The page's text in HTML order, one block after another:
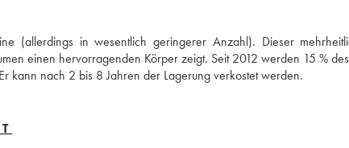
(allerdings in wesentlich geringerer Anzahl). Dieser
einen hervorragenden Körper zeigt. Seit 2012 werden 15 %
kann nach 2 bis 8 Jahren der Lagerung verkostet werden.